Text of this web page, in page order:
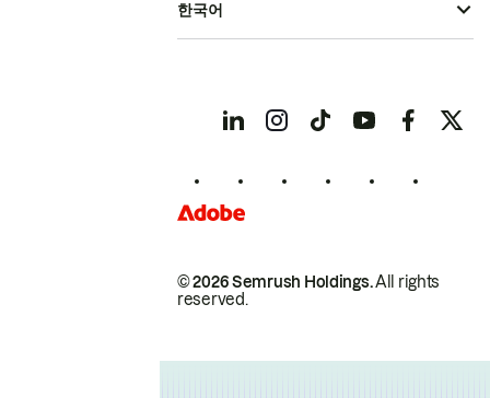
© 2026 Semrush Holdings.All rights
reserved.
한국어